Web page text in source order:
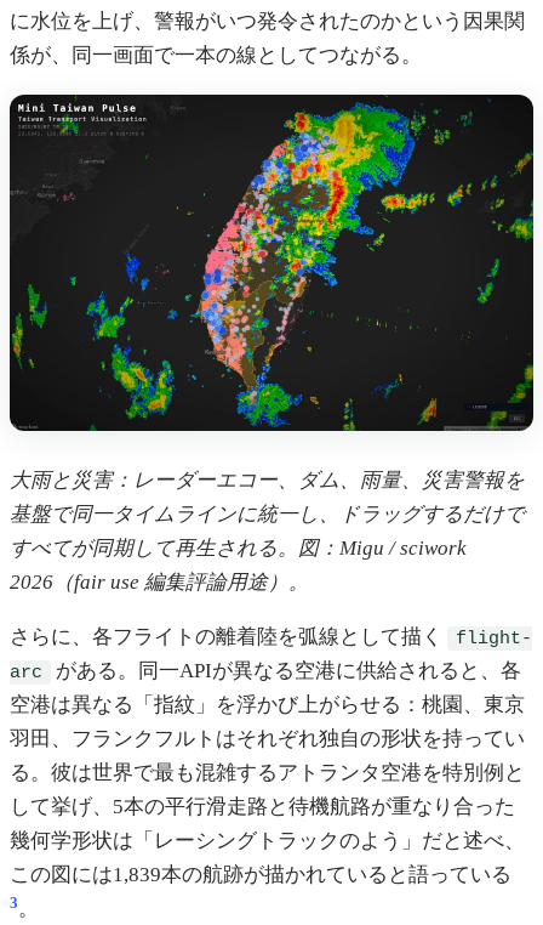
に水位を上げ、警報がいつ発令されたのかという因果関
係が、同一画面で一本の線としてつながる。
大雨と災害：レーダーエコー、ダム、雨量、災害警報を
基盤で同一タイムラインに統一し、ドラッグするだけで
すべてが同期して再生される。図：Migu / sciwork
2026（fair use 編集評論用途）。
さらに、各フライトの離着陸を弧線として描く
flight-
arc
がある。同一APIが異なる空港に供給されると、各
空港は異なる「指紋」を浮かび上がらせる：桃園、東京
羽田、フランクフルトはそれぞれ独自の形状を持ってい
る。彼は世界で最も混雑するアトランタ空港を特別例と
して挙げ、5本の平行滑走路と待機航路が重なり合った
幾何学形状は「レーシングトラックのよう」だと述べ、
この図には1,839本の航跡が描かれていると語っている
3。